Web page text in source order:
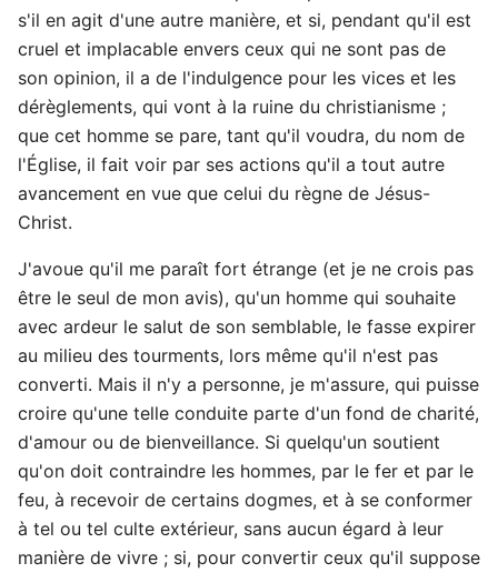
s'il en agit d'une autre manière, et si, pendant qu'il est
cruel et implacable envers ceux qui ne sont pas de
son opinion, il a de l'indulgence pour les vices et les
dérèglements, qui vont à la ruine du christianisme ;
que cet homme se pare, tant qu'il voudra, du nom de
l'Église, il fait voir par ses actions qu'il a tout autre
avancement en vue que celui du règne de Jésus-
Christ.
J'avoue qu'il me paraît fort étrange (et je ne crois pas
être le seul de mon avis), qu'un homme qui souhaite
avec ardeur le salut de son semblable, le fasse expirer
au milieu des tourments, lors même qu'il n'est pas
converti. Mais il n'y a personne, je m'assure, qui puisse
croire qu'une telle conduite parte d'un fond de charité,
d'amour ou de bienveillance. Si quelqu'un soutient
qu'on doit contraindre les hommes, par le fer et par le
feu, à recevoir de certains dogmes, et à se conformer
à tel ou tel culte extérieur, sans aucun égard à leur
manière de vivre ; si, pour convertir ceux qu'il suppose